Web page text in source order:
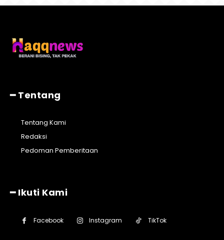
━ Tentang
Tentang Kami
Redaksi
Pedoman Pemberitaan
━ Ikuti Kami
Facebook Instagram TikTok